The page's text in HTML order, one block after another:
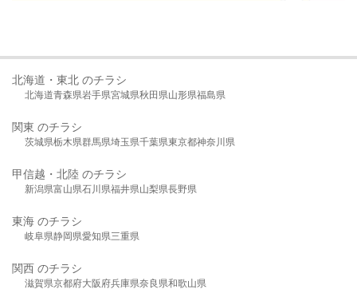
北海道・東北 のチラシ
北海道青森県岩手県宮城県秋田県山形県福島県
関東 のチラシ
茨城県栃木県群馬県埼玉県千葉県東京都神奈川県
甲信越・北陸 のチラシ
新潟県富山県石川県福井県山梨県長野県
東海 のチラシ
岐阜県静岡県愛知県三重県
関西 のチラシ
滋賀県京都府大阪府兵庫県奈良県和歌山県